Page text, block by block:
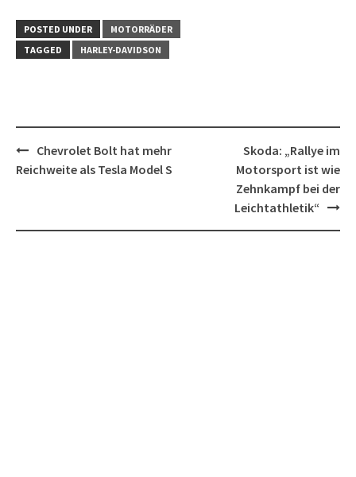
POSTED UNDER
MOTORRÄDER
TAGGED
HARLEY-DAVIDSON
Post
navigation
Chevrolet Bolt hat mehr
Reichweite als Tesla Model S
Skoda: „Rallye im
Motorsport ist wie
Zehnkampf bei der
Leichtathletik“